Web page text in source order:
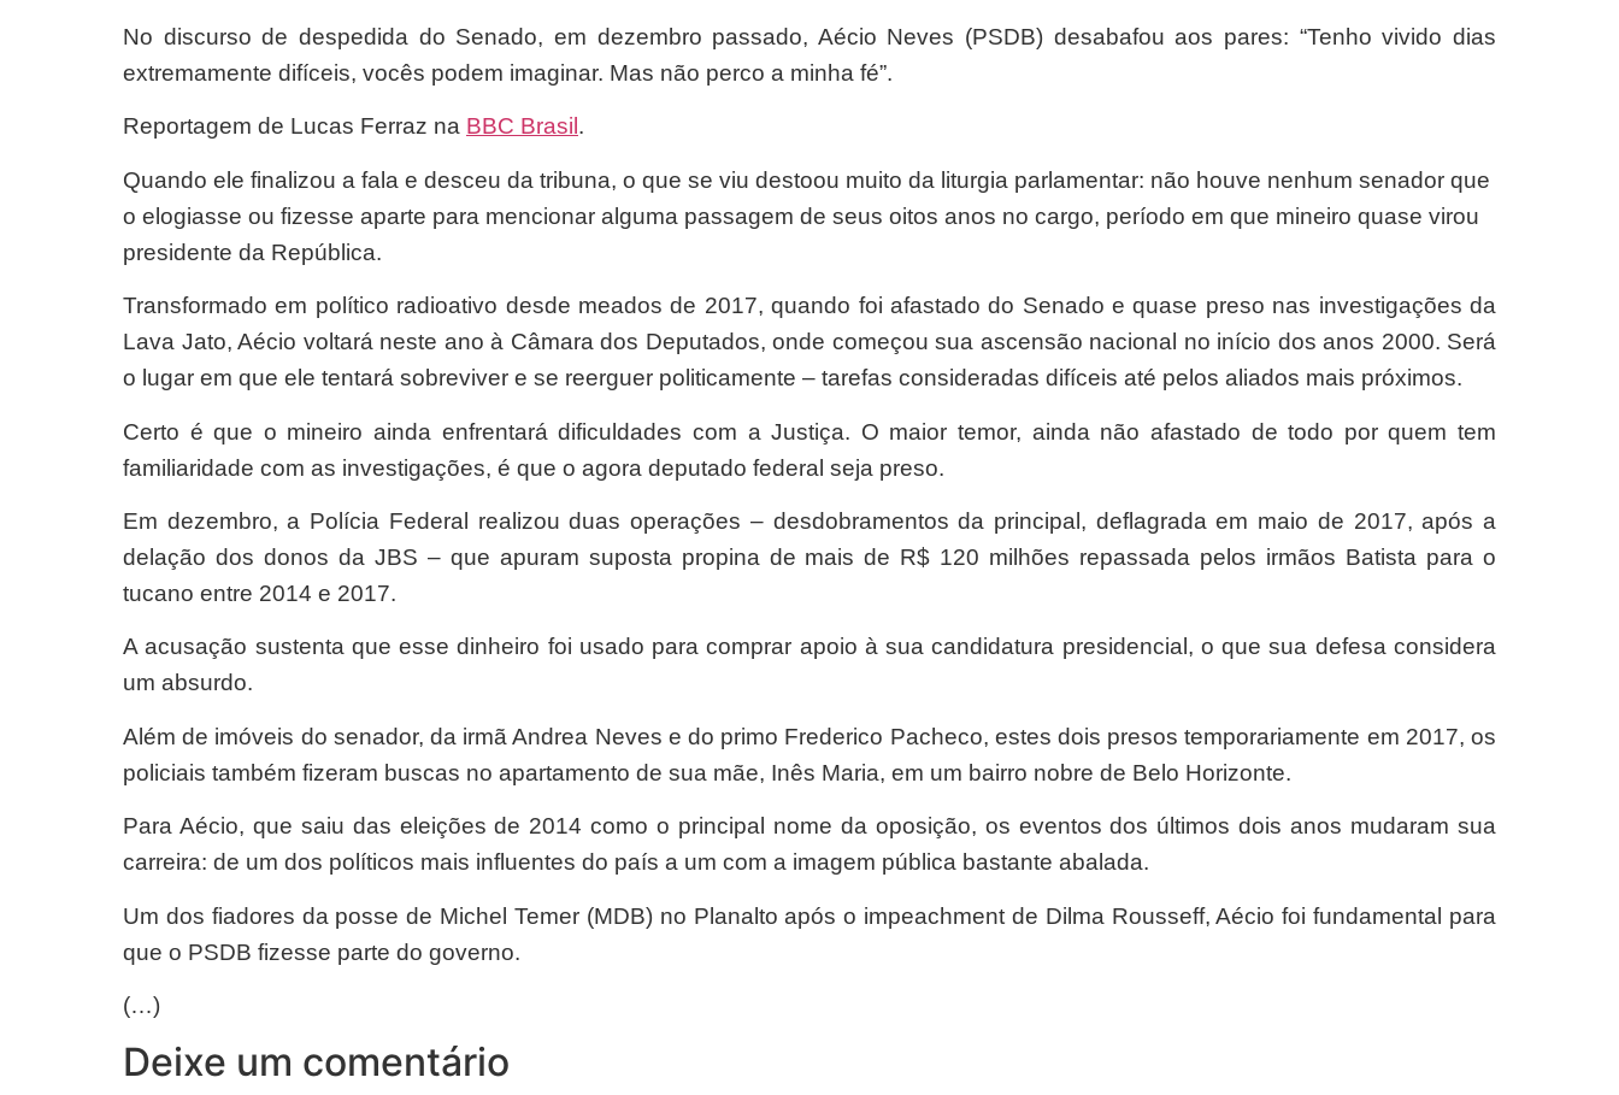
No discurso de despedida do Senado, em dezembro passado, Aécio Neves (PSDB) desabafou aos pares: “Tenho vivido dias
extremamente difíceis, vocês podem imaginar. Mas não perco a minha fé”.
Reportagem de Lucas Ferraz na BBC Brasil .
Quando ele finalizou a fala e desceu da tribuna, o que se viu destoou muito da liturgia parlamentar: não houve nenhum senador que
o elogiasse ou fizesse aparte para mencionar alguma passagem de seus oitos anos no cargo, período em que mineiro quase virou
presidente da República.
Transformado em político radioativo desde meados de 2017, quando foi afastado do Senado e quase preso nas investigações da
Lava Jato, Aécio voltará neste ano à Câmara dos Deputados, onde começou sua ascensão nacional no início dos anos 2000. Será
o lugar em que ele tentará sobreviver e se reerguer politicamente – tarefas consideradas difíceis até pelos aliados mais próximos.
Certo é que o mineiro ainda enfrentará dificuldades com a Justiça. O maior temor, ainda não afastado de todo por quem tem
familiaridade com as investigações, é que o agora deputado federal seja preso.
Em dezembro, a Polícia Federal realizou duas operações – desdobramentos da principal, deflagrada em maio de 2017, após a
delação dos donos da JBS – que apuram suposta propina de mais de R$ 120 milhões repassada pelos irmãos Batista para o
tucano entre 2014 e 2017.
A acusação sustenta que esse dinheiro foi usado para comprar apoio à sua candidatura presidencial, o que sua defesa considera
um absurdo.
Além de imóveis do senador, da irmã Andrea Neves e do primo Frederico Pacheco, estes dois presos temporariamente em 2017, os
policiais também fizeram buscas no apartamento de sua mãe, Inês Maria, em um bairro nobre de Belo Horizonte.
Para Aécio, que saiu das eleições de 2014 como o principal nome da oposição, os eventos dos últimos dois anos mudaram sua
carreira: de um dos políticos mais influentes do país a um com a imagem pública bastante abalada.
Um dos fiadores da posse de Michel Temer (MDB) no Planalto após o impeachment de Dilma Rousseff, Aécio foi fundamental para
que o PSDB fizesse parte do governo.
(…)
Deixe um comentário